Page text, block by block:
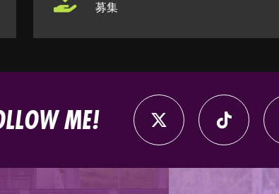
募集
ME!